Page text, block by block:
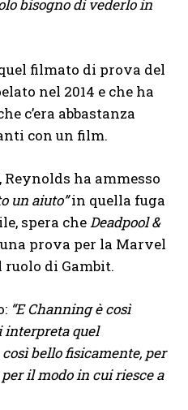
bisogno di vederlo in
filmato di prova del
nel 2014 e che ha
c’era abbastanza
con un film.
Reynolds ha ammesso
un aiuto”in quella fuga
spera cheDeadpool &
prova per la Marvel
di Gambit.
“E Channing è così
interpreta quel
bello fisicamente, per
il modo in cui riesce a